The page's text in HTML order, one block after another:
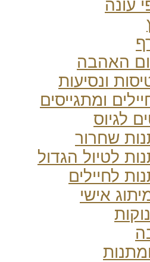
עונה
האהבה
ונסיעות
ומתגייסים
לגיוס
שחרור
לטיול הגדול
לחיילים
אישי